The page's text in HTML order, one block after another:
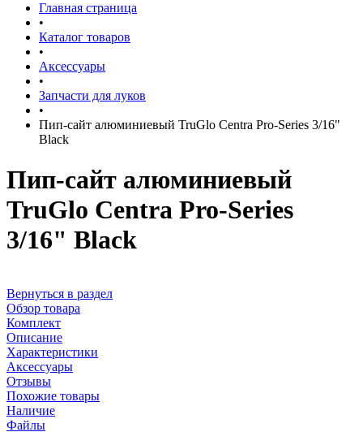
Главная страница
•
Каталог товаров
•
Аксессуары
•
Запчасти для луков
•
Пип-сайт алюминиевый TruGlo Centra Pro-Series 3/16"
Black
Пип-сайт алюминиевый
TruGlo Centra Pro-Series
3/16" Black
Вернуться в раздел
Обзор товара
Комплект
Описание
Характеристики
Аксессуары
Отзывы
Похожие товары
Наличие
Файлы